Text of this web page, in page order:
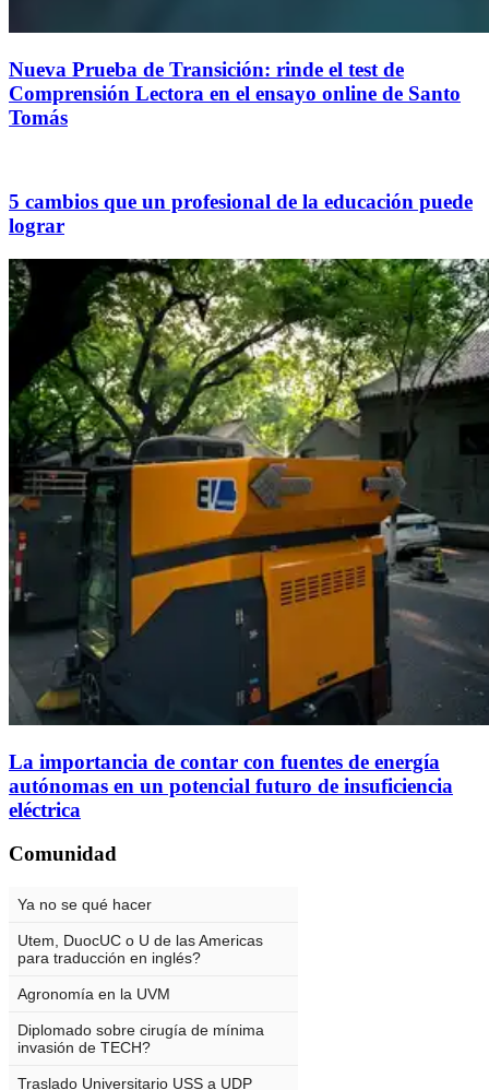
Nueva Prueba de Transición: rinde el test de
Comprensión Lectora en el ensayo online de Santo
Tomás
5 cambios que un profesional de la educación puede
lograr
La importancia de contar con fuentes de energía
autónomas en un potencial futuro de insuficiencia
eléctrica
Comunidad